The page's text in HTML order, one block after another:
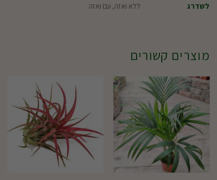
לשדרג ללא ואזה, עם ואזה
מוצרים קשורים